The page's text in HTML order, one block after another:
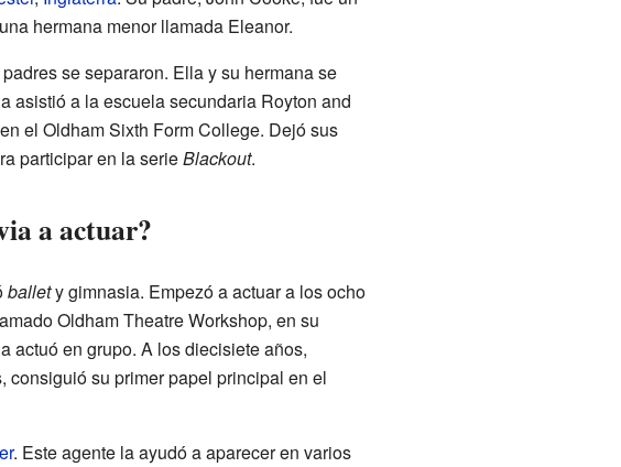
hermana menor llamada Eleanor.
se separaron. Ella y su hermana se
asistió a la escuela secundaria Royton and
el Oldham Sixth Form College. Dejó sus
participar en la serieBlackout.
a actuar?
ballety gimnasia. Empezó a actuar a los ocho
Oldham Theatre Workshop, en su
actuó en grupo. A los diecisiete años,
su primer papel principal en el
. Este agente la ayudó a aparecer en varios